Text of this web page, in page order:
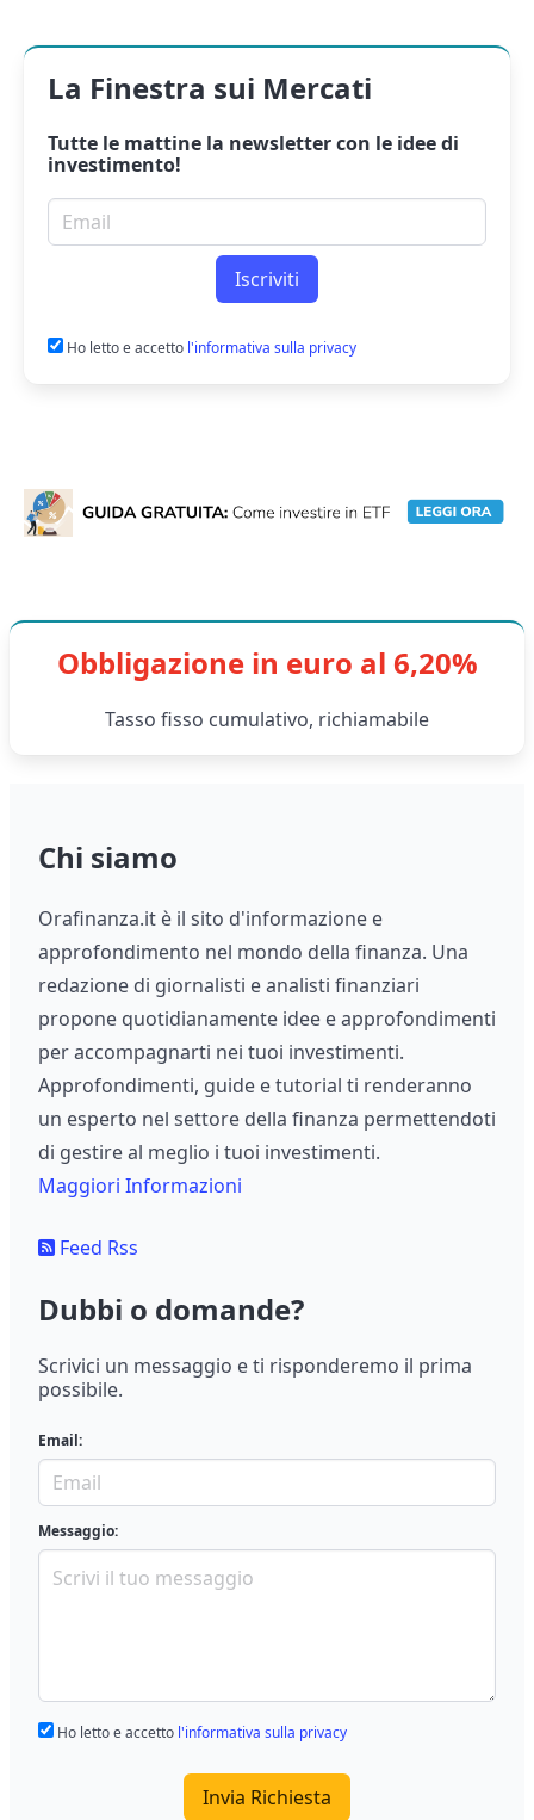
La Finestra sui Mercati
Tutte le mattine la newslettercon le idee di
investimento!
Email per newsletter
Iscriviti
Ho letto e accetto l'informativa sulla privacy
Obbligazione in euro al 6,20%
Tasso fisso cumulativo, richiamabile
Chi siamo
Orafinanza.it è il sito d'informazione e
approfondimento nel mondo della finanza. Una
redazione di giornalisti e analisti finanziari
propone quotidianamente idee e approfondimenti
per accompagnarti nei tuoi investimenti.
Approfondimenti, guide e tutorial ti renderanno
un esperto nel settore della finanza permettendoti
di gestire al meglio i tuoi investimenti.
Maggiori Informazioni
Feed Rss
Dubbi o domande?
Scrivici un messaggio e ti risponderemo il prima
possibile.
Email:
Messaggio:
Ho letto e accetto l'informativa sulla privacy
Invia Richiesta